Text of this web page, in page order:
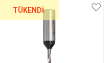
TÜKENDI